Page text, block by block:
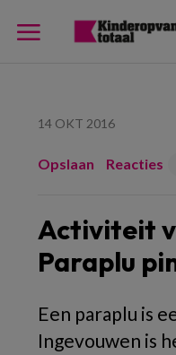
14 OKT 2016
Opslaan Reacties
Activiteit
Paraplu
Een paraplu is
Ingevouwen is